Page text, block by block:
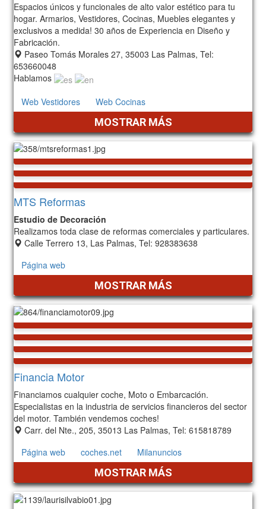
Espacios únicos y funcionales de alto valor estético para tu
hogar. Armarios, Vestidores, Cocinas, Muebles elegantes y
exclusivos a medida! 30 años de Experiencia en Diseño y
Fabricación.
Paseo Tomás Morales 27, 35003 Las Palmas, Tel:
653660048
Hablamos
Web Vestidores
Web Cocinas
MOSTRAR MÁS
MTS Reformas
Estudio de Decoración
Realizamos toda clase de reformas comerciales y particulares.
Calle Terrero 13, Las Palmas, Tel: 928383638
Página web
MOSTRAR MÁS
Financia Motor
Financiamos cualquier coche, Moto o Embarcación.
Especialistas en la industria de servicios financieros del sector
del motor. También vendemos coches!
Carr. del Nte., 205, 35013 Las Palmas, Tel: 615818789
Página web
coches.net Milanuncios
MOSTRAR MÁS